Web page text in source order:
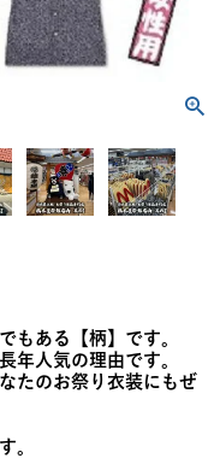
もある【柄】です。
年人気の理由です。
たのお祭り衣装にもぜ
。